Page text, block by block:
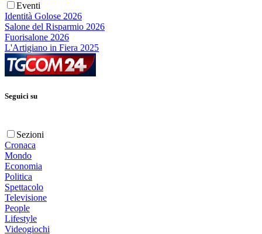
Eventi
Identità Golose 2026
Salone del Risparmio 2026
Fuorisalone 2026
L'Artigiano in Fiera 2025
Seguici su
Sezioni
Cronaca
Mondo
Economia
Politica
Spettacolo
Televisione
People
Lifestyle
Videogiochi